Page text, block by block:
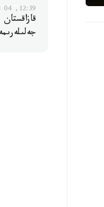
12:39, 04 تامىز 2026